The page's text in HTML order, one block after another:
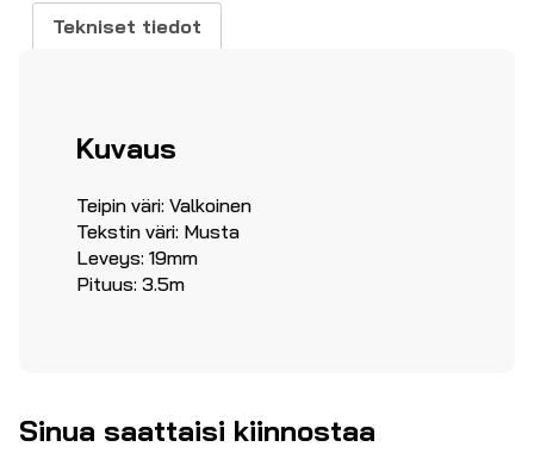
Tekniset tiedot
Kuvaus
Teipin väri: Valkoinen
Tekstin väri: Musta
Leveys: 19mm
Pituus: 3.5m
Sinua saattaisi kiinnostaa